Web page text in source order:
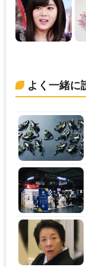
よく一緒に